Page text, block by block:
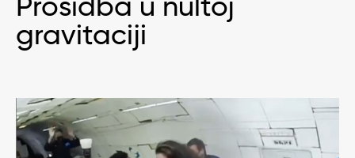
Prosidba u nultoj
gravitaciji